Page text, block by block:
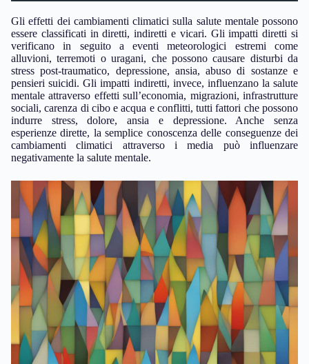
Gli effetti dei cambiamenti climatici sulla salute mentale possono
essere classificati in diretti, indiretti e vicari. Gli impatti diretti si
verificano in seguito a eventi meteorologici estremi come
alluvioni, terremoti o uragani, che possono causare disturbi da
stress post-traumatico, depressione, ansia, abuso di sostanze e
pensieri suicidi. Gli impatti indiretti, invece, influenzano la salute
mentale attraverso effetti sull’economia, migrazioni, infrastrutture
sociali, carenza di cibo e acqua e conflitti, tutti fattori che possono
indurre stress, dolore, ansia e depressione. Anche senza
esperienze dirette, la semplice conoscenza delle conseguenze dei
cambiamenti climatici attraverso i media può influenzare
negativamente la salute mentale.